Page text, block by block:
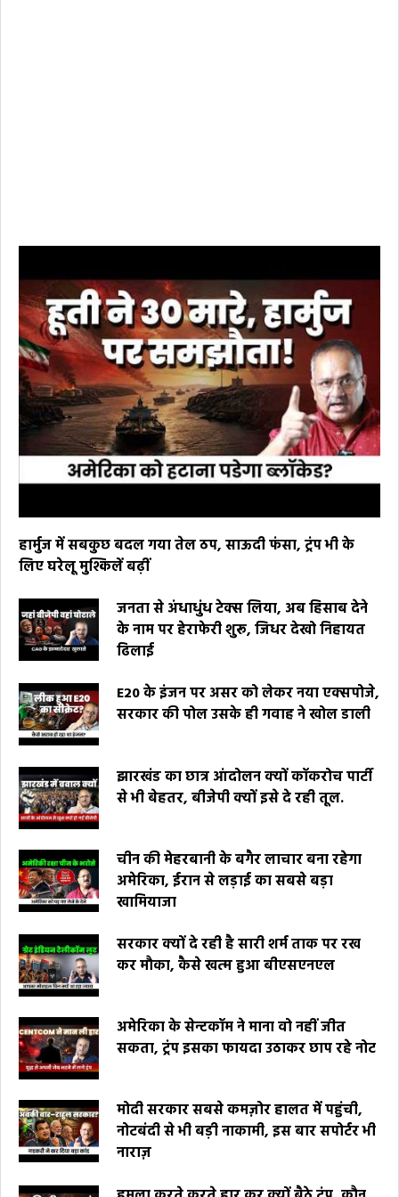
हार्मुज में सबकुछ बदल गया तेल ठप, साऊदी फंसा, ट्रंप भी के
लिए घरेलू मुश्किलें बढ़ीं
जनता से अंधाधुंध टेक्स लिया, अब हिसाब देने
के नाम पर हेराफेरी शुरू, जिधर देखो निहायत
ढिलाई
E20 के इंजन पर असर को लेकर नया एक्सपोजे,
सरकार की पोल उसके ही गवाह ने खोल डाली
झारखंड का छात्र आंदोलन क्यों कॉकरोच पार्टी
से भी बेहतर, बीजेपी क्यों इसे दे रही तूल.
चीन की मेहरबानी के बगैर लाचार बना रहेगा
अमेरिका, ईरान से लड़ाई का सबसे बड़ा
खामियाजा
सरकार क्यों दे रही है सारी शर्म ताक पर रख
कर मौका, कैसे खत्म हुआ बीएसएनएल
अमेरिका के सेन्टकॉम ने माना वो नहीं जीत
सकता, ट्रंप इसका फायदा उठाकर छाप रहे नोट
मोदी सरकार सबसे कमज़ोर हालत में पहुंची,
नोटबंदी से भी बड़ी नाकामी, इस बार सपोर्टर भी
नाराज़